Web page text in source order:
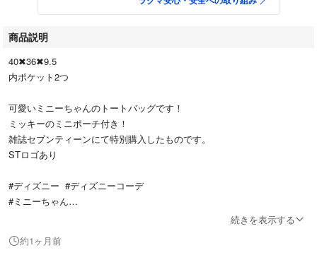
商品説明
40✖︎36✖︎9.5
内ポケット2つ
可愛いミニーちゃんのトートバッグです！
ミッキーのミニポーチ付き！
雑誌セブンティーンにて特別購入したものです。
STロゴあり
#ディズニー #ディズニーコーデ
#ミニーちゃん
続きを表示する
約1ヶ月前